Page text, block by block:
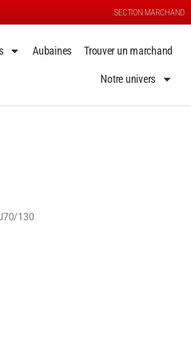
SECTION MARCHAND
Aubaines Trouver un marchand
Notre univers
130